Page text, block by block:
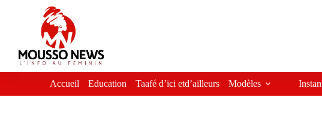
Accueil Education Taafé d’ici etd’ailleurs Modèles